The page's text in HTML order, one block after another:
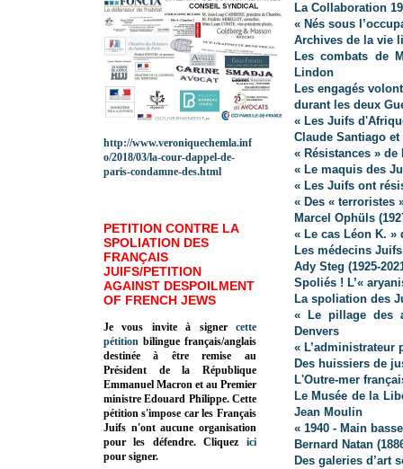
La Collaboration
« Nés sous
Archives de la vie
Les combats de
Lindon
Les engagés
durant les deux
« Les Juifs
Claude Santiago
« Résistances » de
« Le maquis des
« Les Juifs ont
« Des « terroristes
Marcel Ophüls
« Le cas Léon K. »
Les médecins
Ady Steg (1925-
Spoliés ! L’«
La spoliation des
« Le pillage des
Denvers
« L’administrateur
Des huissiers de
L'Outre-mer
Le Musée de la
Jean Moulin
« 1940 - Main
Bernard Natan
Des galeries d’art
http://www.veroniquechemla.inf
o/2018/03/la-cour-dappel-de-
paris-condamne-des.html
PETITION CONTRE LA
SPOLIATION DES
FRANÇAIS
JUIFS/PETITION
AGAINST DESPOILMENT
OF FRENCH JEWS
Je vous invite à signer cette
pétition bilingue français/anglais
destinée à être remise au
Président de la République
Emmanuel Macron et au Premier
ministre Edouard Philippe. Cette
pétition s'impose car les Français
Juifs n'ont aucune organisation
pour les défendre. Cliquez
ici
pour signer.